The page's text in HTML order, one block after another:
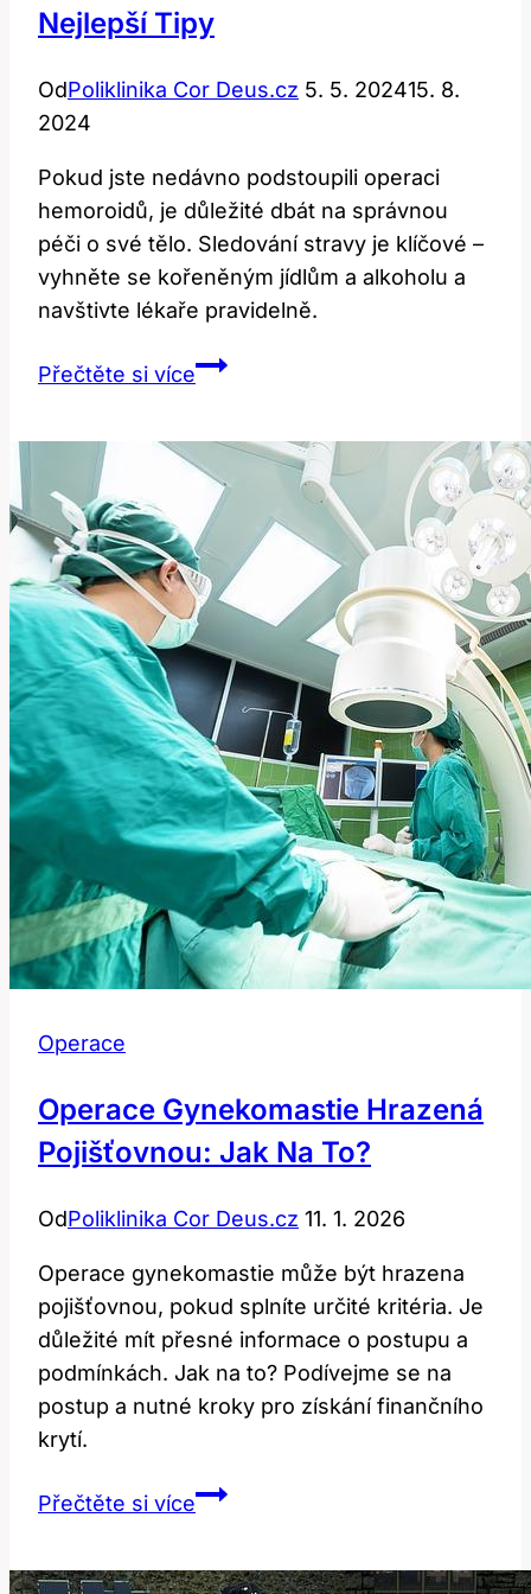
Nejlepší Tipy
OdPoliklinika Cor Deus.cz 5. 5. 202415. 8.
2024
Pokud jste nedávno podstoupili operaci
hemoroidů, je důležité dbát na správnou
péči o své tělo. Sledování stravy je klíčové –
vyhněte se kořeněným jídlům a alkoholu a
navštivte lékaře pravidelně.
Přečtěte si víceStrava
hemoroidů:
Nejlepší
tipy
Operace
Operace Gynekomastie Hrazená
Pojišťovnou: Jak Na To?
OdPoliklinika Cor Deus.cz 11. 1. 2026
Operace gynekomastie může být hrazena
pojišťovnou, pokud splníte určité kritéria. Je
důležité mít přesné informace o postupu a
podmínkách. Jak na to? Podívejme se na
postup a nutné kroky pro získání finančního
krytí.
Přečtěte si víceOperace